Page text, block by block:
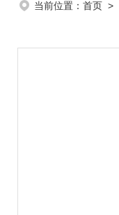
当前位置： 首页 >